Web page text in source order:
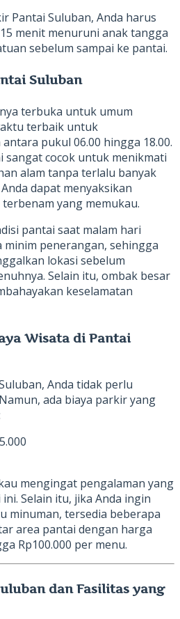
Pantai Suluban, Anda harus
menit menuruni anak tangga
sebelum sampai ke pantai.
Suluban
terbuka untuk umum
terbaik untuk
pukul 06.00 hingga 18.00.
sangat cocok untuk menikmati
alam tanpa terlalu banyak
dapat menyaksikan
yang memukau.
pantai saat malam hari
penerangan, sehingga
lokasi sebelum
Selain itu, ombak besar
keselamatan
Wisata di Pantai
Anda tidak perlu
ada biaya parkir yang
mengingat pengalaman yang
Selain itu, jika Anda ingin
minuman, tersedia beberapa
area pantai dengan harga
Rp100.000 per menu.
dan Fasilitas yang